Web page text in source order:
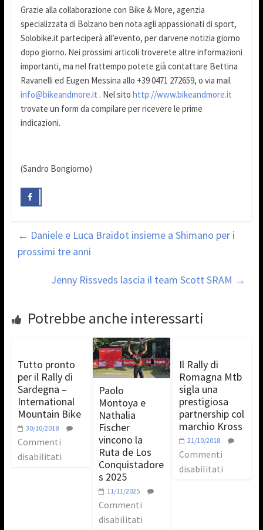
Grazie alla collaborazione con Bike & More, agenzia
specializzata di Bolzano ben nota agli appassionati di sport,
Solobike.it parteciperà all’evento, per darvene notizia giorno
dopo giorno. Nei prossimi articoli troverete altre informazioni
importanti, ma nel frattempo potete già contattare Bettina
Ravanelli ed Eugen Messina allo +39 0471 272659, o via mail
info@bikeandmore.it . Nel sito http://www.bikeandmore.it
trovate un form da compilare per ricevere le prime
indicazioni.
(Sandro Bongiorno)
← Daniele e Luca Braidot insieme a Shimano per i
prossimi tre anni
Jenny Rissveds lascia il team Scott SRAM →
Potrebbe anche interessarti
Tutto pronto
per il Rally di
Sardegna –
International
Mountain Bike
30/10/2018
Commenti
disabilitati
Paolo
Montoya e
Nathalia
Fischer
vincono la
Ruta de Los
Conquistadore
s 2025
11/11/2025
Commenti
disabilitati
Il Rally di
Romagna Mtb
sigla una
prestigiosa
partnership col
marchio Kross
21/10/2018
Commenti
disabilitati